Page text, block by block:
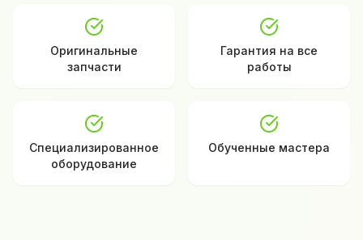
Оригинальные
запчасти
Гарантия на все
работы
Специализированное
оборудование
Обученные мастера